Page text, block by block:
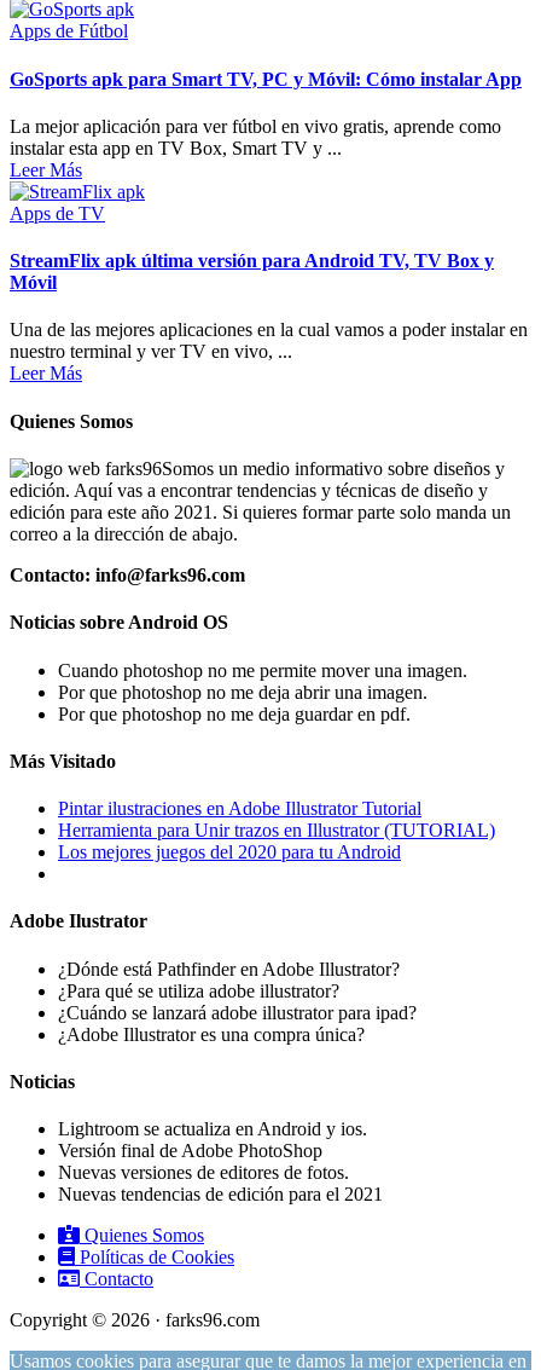
Apps de Fútbol
GoSports apk para Smart TV, PC y Móvil: Cómo instalar App
La mejor aplicación para ver fútbol en vivo gratis, aprende como
instalar esta app en TV Box, Smart TV y ...
Leer Más
Apps de TV
StreamFlix apk última versión para Android TV, TV Box y
Móvil
Una de las mejores aplicaciones en la cual vamos a poder instalar en
nuestro terminal y ver TV en vivo, ...
Leer Más
Quienes Somos
Somos un medio informativo sobre diseños y
edición. Aquí vas a encontrar tendencias y técnicas de diseño y
edición para este año 2021. Si quieres formar parte solo manda un
correo a la dirección de abajo.
Contacto: info@farks96.com
Noticias sobre Android OS
Cuando photoshop no me permite mover una imagen.
Por que photoshop no me deja abrir una imagen.
Por que photoshop no me deja guardar en pdf.
Más Visitado
Pintar ilustraciones en Adobe Illustrator Tutorial
Herramienta para Unir trazos en Illustrator (TUTORIAL)
Los mejores juegos del 2020 para tu Android
Adobe Ilustrator
¿Dónde está Pathfinder en Adobe Illustrator?
¿Para qué se utiliza adobe illustrator?
¿Cuándo se lanzará adobe illustrator para ipad?
¿Adobe Illustrator es una compra única?
Noticias
Lightroom se actualiza en Android y ios.
Versión final de Adobe PhotoShop
Nuevas versiones de editores de fotos.
Nuevas tendencias de edición para el 2021
Quienes Somos
Políticas de Cookies
Contacto
Copyright © 2026 · farks96.com
Usamos cookies para asegurar que te damos la mejor experiencia en